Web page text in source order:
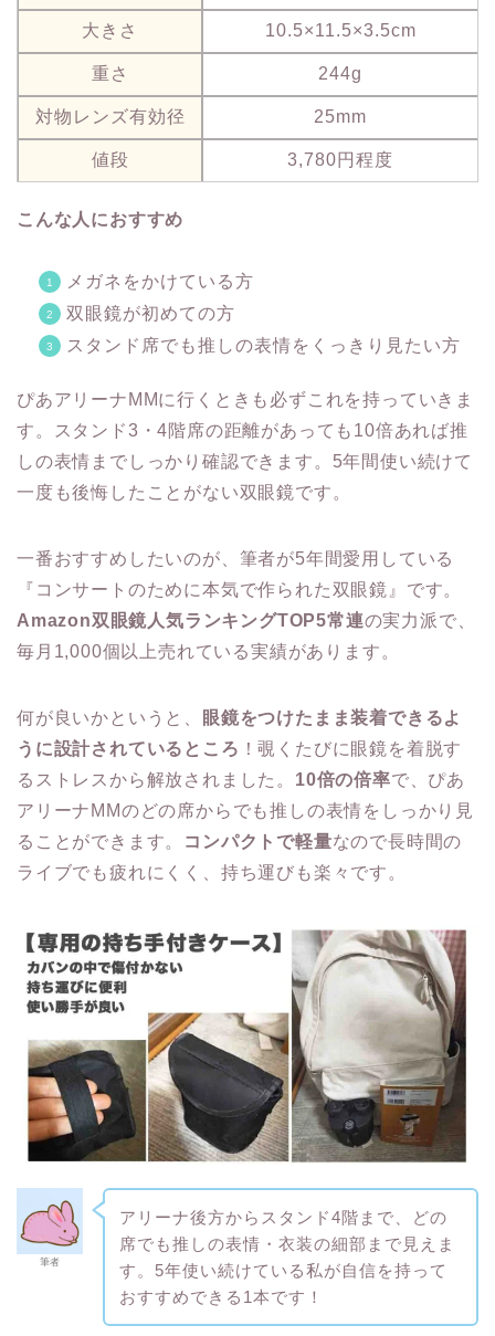
大きさ 10.5×11.5×3.5cm
重さ 244g
対物レンズ有効径 25mm
値段 3,780円程度
こんな人におすすめ
メガネをかけている方
双眼鏡が初めての方
スタンド席でも推しの表情をくっきり見たい方
ぴあアリーナMMに行くときも必ずこれを持っていきま
す。スタンド3・4階席の距離があっても10倍あれば推
しの表情までしっかり確認できます。5年間使い続けて
一度も後悔したことがない双眼鏡です。
一番おすすめしたいのが、筆者が5年間愛用している
『コンサートのために本気で作られた双眼鏡』です。
Amazon双眼鏡人気ランキングTOP5常連の実力派で、
毎月1,000個以上売れている実績があります。
何が良いかというと、
眼鏡をつけたまま装着できるよ
うに設計されているところ ！覗くたびに眼鏡を着脱す
るストレスから解放されました。 10倍の倍率で、ぴあ
アリーナMMのどの席からでも推しの表情をしっかり見
ることができます。
コンパクトで軽量なので長時間の
ライブでも疲れにくく、持ち運びも楽々です。
筆者
アリーナ後方からスタンド4階まで、どの
席でも推しの表情・衣装の細部まで見えま
す。5年使い続けている私が自信を持って
おすすめできる1本です！